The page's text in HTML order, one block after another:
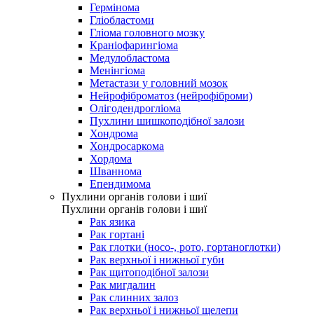
Гермінома
Гліобластоми
Гліома головного мозку
Краніофарингіома
Медулобластома
Менінгіома
Метастази у головний мозок
Нейрофіброматоз (нейрофіброми)
Олігодендрогліома
Пухлини шишкоподібної залози
Хондрома
Хондросаркома
Хордома
Шваннома
Епендимома
Пухлини органів голови і шиї
Пухлини органів голови і шиї
Рак язика
Рак гортані
Рак глотки (носо-, рото, гортаноглотки)
Рак верхньої і нижньої губи
Рак щитоподібної залози
Рак мигдалин
Рак слинних залоз
Рак верхньої і нижньої щелепи